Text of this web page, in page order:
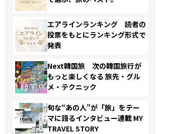
エアラインランキング 読者の
投票をもとにランキング形式で
発表
Next韓国旅 次の韓国旅行が
もっと楽しくなる 旅先・グル
メ・テクニック
旬な“あの人”が「旅」をテー
マに語るインタビュー連載 MY
TRAVEL STORY